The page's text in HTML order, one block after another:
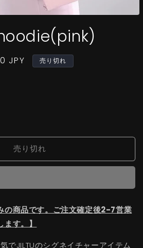
JPY 売り切れ
売り切れ
の商品です。ご注文確定後2-7営業
す。】
でJILTUのシグネイチャーアイテム